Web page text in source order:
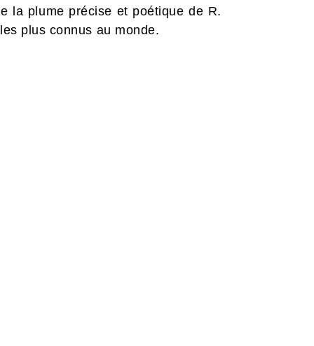
la plume précise et poétique de R.
plus connus au monde.